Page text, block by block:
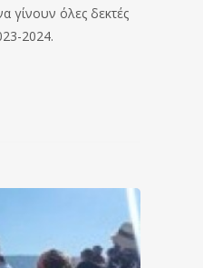
γίνουν όλες δεκτές
2024.